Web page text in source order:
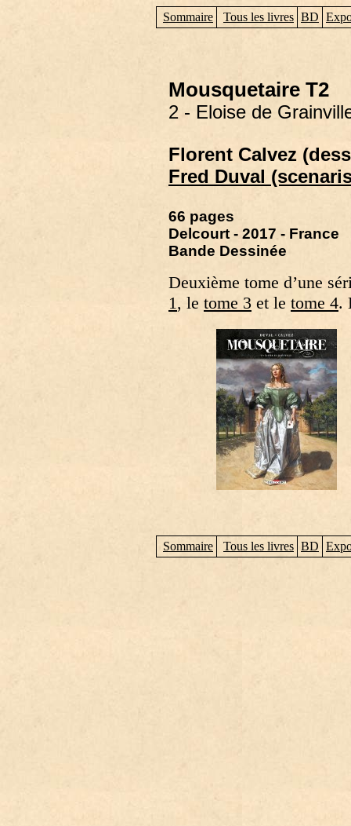
Sommaire Tous les livres BD
Mousquetaire T2
2 - Eloise de
Florent Calvez
Fred Duval
66 pages
Delcourt - 2017 - France
Bande Dessinée
Deuxième tome d’une
1, le tome 3 et le tome 4.
Sommaire Tous les livres BD